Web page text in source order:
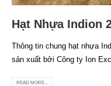
Hạt Nhựa Indion
Thông tin chung hạt nhựa
sản xuất bởi Công ty Ion
READ MORE...